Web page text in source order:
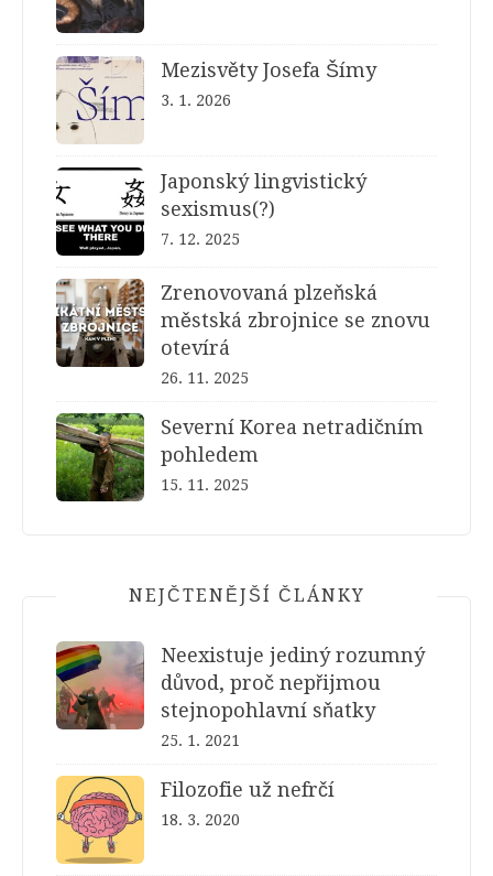
Mezisvěty Josefa Šímy
3. 1. 2026
Japonský lingvistický
sexismus(?)
7. 12. 2025
Zrenovovaná plzeňská
městská zbrojnice se znovu
otevírá
26. 11. 2025
Severní Korea netradičním
pohledem
15. 11. 2025
NEJČTENĚJŠÍ ČLÁNKY
Neexistuje jediný rozumný
důvod, proč nepřijmou
stejnopohlavní sňatky
25. 1. 2021
Filozofie už nefrčí
18. 3. 2020